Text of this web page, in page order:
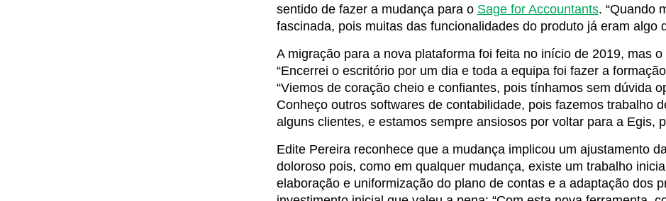
sentido de fazer a mudança para o Sage for Accountants. “Quando
fascinada, pois muitas das funcionalidades do produto já eram algo
A migração para a nova plataforma foi feita no início de 2019, mas
“Encerrei o escritório por um dia e toda a equipa foi fazer a
“Viemos de coração cheio e confiantes, pois tínhamos sem dúvida
Conheço outros softwares de contabilidade, pois fazemos trabalho
alguns clientes, e estamos sempre ansiosos por voltar para a Egis,
Edite Pereira reconhece que a mudança implicou um ajustamento
doloroso pois, como em qualquer mudança, existe um trabalho
elaboração e uniformização do plano de contas e a adaptação dos